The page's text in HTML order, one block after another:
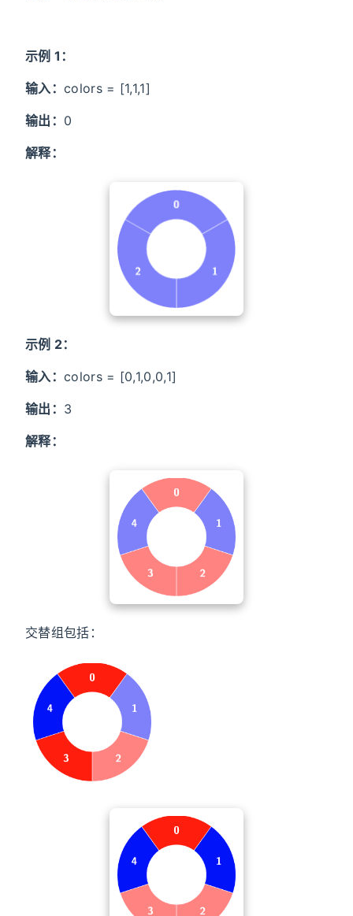
示例 1：
输入： colors = [1,1,1]
输出： 0
解释：
示例 2：
输入： colors = [0,1,0,0,1]
输出： 3
解释：
交替组包括：